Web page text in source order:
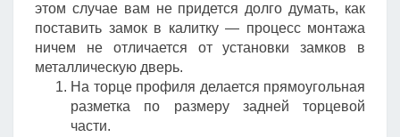
этом случае вам не придется долго думать, как
поставить замок в калитку — процесс монтажа
ничем не отличается от установки замков в
металлическую дверь.
На торце профиля делается прямоугольная
разметка по размеру задней торцевой
части.